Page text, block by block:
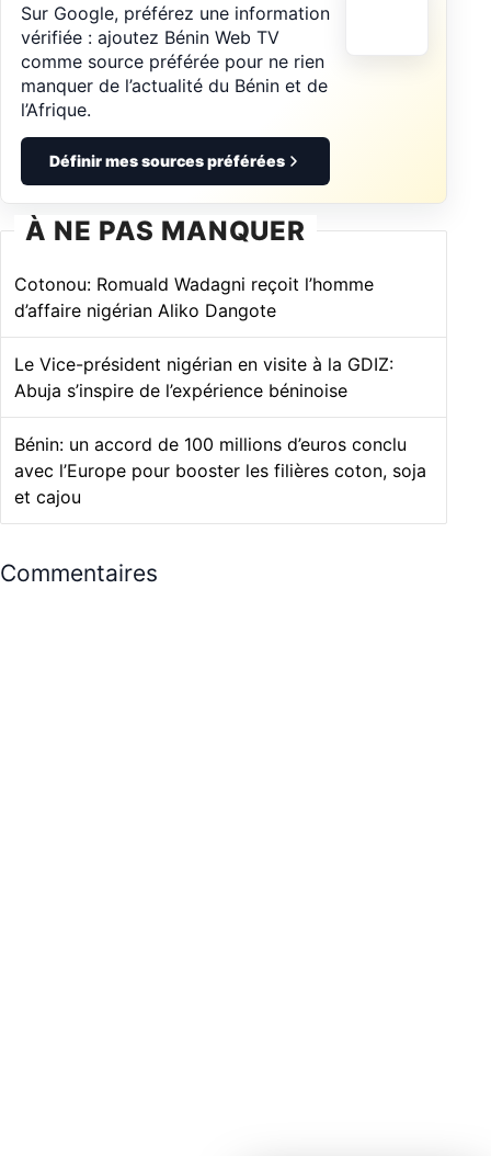
Sur Google, préférez une information
vérifiée : ajoutez Bénin Web TV
comme source préférée pour ne rien
manquer de l’actualité du Bénin et de
l’Afrique.
Définir mes sources préférées
À NE PAS MANQUER
Cotonou: Romuald Wadagni reçoit l’homme
d’affaire nigérian Aliko Dangote
Le Vice-président nigérian en visite à la GDIZ:
Abuja s’inspire de l’expérience béninoise
Bénin: un accord de 100 millions d’euros conclu
avec l’Europe pour booster les filières coton, soja
et cajou
Commentaires